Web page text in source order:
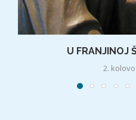
U FRANJINOJ
2.